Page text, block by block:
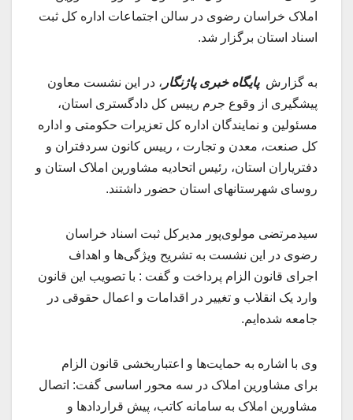
املاک خراسان رضوی در سالن اجتماعات اداره کل ثبت
اسناد استان برگزار شد.
به گزارشپایگاه خبری پاژنگار ، در این نشست معاون
پیشگیری از وقوع جرم رییس کل دادگستری استان،
مسئولین و نمایندگان اداره کل تعزیرات حکومتی و اداره
کل صنعت، معدن و تجارت ، رییس کانون‌ سردفتران و
دفتریاران استان، رئیس اتحادیه مشاورین املاک استان و
روسای شهرستانها‌ی استان حضور داشتند.
سیدمرتضی مولوی‌پور مدیرکل ثبت اسناد خراسان
رضوی در این نشست به تشریح ویژگی‌ها و اهداف
اجرای قانون الزام پرداخت و گفت : با تصویب این قانون
وارد یک انقلاب و تغییر در اقدامات و اعمال حقوقی در
جامعه شده‌ایم.
وی با اشاره به حمایت‌ها و اعتباربخشی قانون الزام
برای مشاورین املاک در سه محور اساسی گفت: اتصال
مشاورین املاک به سامانه کاتب، پیش قراردادها و